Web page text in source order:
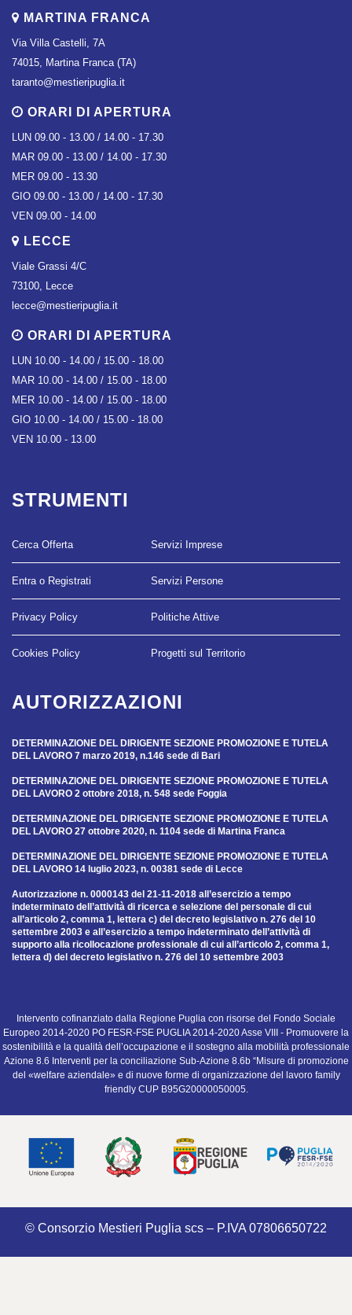
MARTINA FRANCA
Via Villa Castelli, 7A
74015, Martina Franca (TA)
taranto@mestieripuglia.it
ORARI DI APERTURA
LUN 09.00 - 13.00 / 14.00 - 17.30
MAR 09.00 - 13.00 / 14.00 - 17.30
MER 09.00 - 13.30
GIO 09.00 - 13.00 / 14.00 - 17.30
VEN 09.00 - 14.00
LECCE
Viale Grassi 4/C
73100, Lecce
lecce@mestieripuglia.it
ORARI DI APERTURA
LUN 10.00 - 14.00 / 15.00 - 18.00
MAR 10.00 - 14.00 / 15.00 - 18.00
MER 10.00 - 14.00 / 15.00 - 18.00
GIO 10.00 - 14.00 / 15.00 - 18.00
VEN 10.00 - 13.00
STRUMENTI
Cerca Offerta
Entra o Registrati
Privacy Policy
Cookies Policy
Servizi Imprese
Servizi Persone
Politiche Attive
Progetti sul Territorio
AUTORIZZAZIONI
DETERMINAZIONE DEL DIRIGENTE SEZIONE PROMOZIONE E TUTELA
DEL LAVORO 7 marzo 2019, n.146 sede di Bari
DETERMINAZIONE DEL DIRIGENTE SEZIONE PROMOZIONE E TUTELA
DEL LAVORO 2 ottobre 2018, n. 548 sede Foggia
DETERMINAZIONE DEL DIRIGENTE SEZIONE PROMOZIONE E TUTELA
DEL LAVORO 27 ottobre 2020, n. 1104 sede di Martina Franca
DETERMINAZIONE DEL DIRIGENTE SEZIONE PROMOZIONE E TUTELA
DEL LAVORO 14 luglio 2023, n. 00381 sede di Lecce
Autorizzazione n. 0000143 del 21-11-2018 all’esercizio a tempo
indeterminato dell’attività di ricerca e selezione del personale di cui
all’articolo 2, comma 1, lettera c) del decreto legislativo n. 276 del 10
settembre 2003 e all’esercizio a tempo indeterminato dell’attività di
supporto alla ricollocazione professionale di cui all’articolo 2, comma 1,
lettera d) del decreto legislativo n. 276 del 10 settembre 2003
Intervento cofinanziato dalla Regione Puglia con risorse del Fondo Sociale
Europeo 2014-2020 PO FESR-FSE PUGLIA 2014-2020 Asse VIII - Promuovere la
sostenibilità e la qualità dell’occupazione e il sostegno alla mobilità professionale
Azione 8.6 Interventi per la conciliazione Sub-Azione 8.6b “Misure di promozione
del «welfare aziendale» e di nuove forme di organizzazione del lavoro family
friendly CUP B95G20000050005.
© Consorzio Mestieri Puglia scs – P.IVA 07806650722